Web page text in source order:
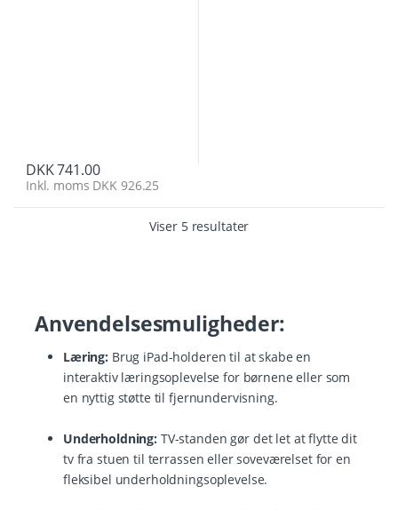
DKK741.00
Inkl. moms DKK 926.25
Viser 5 resultater
Anvendelsesmuligheder:
Læring: Brug iPad-holderen til at skabe en
interaktiv læringsoplevelse for børnene eller som
en nyttig støtte til fjernundervisning.
Underholdning: TV-standen gør det let at flytte dit
tv fra stuen til terrassen eller soveværelset for en
fleksibel underholdningsoplevelse.